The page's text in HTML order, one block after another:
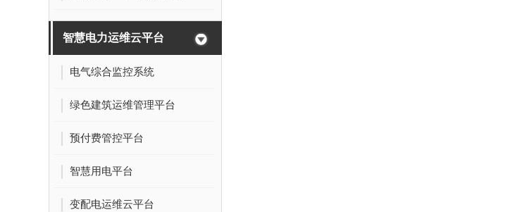
智慧电力运维云平台
电气综合监控系统
绿色建筑运维管理平台
预付费管控平台
智慧用电平台
变配电运维云平台